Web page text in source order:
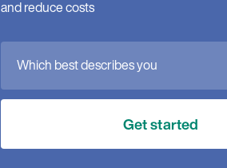
and reduce costs
Which best describes you
Get started